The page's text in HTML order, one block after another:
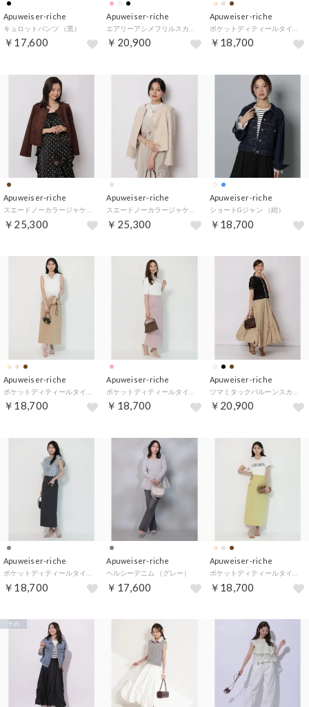
Apuweiser-riche
キュロットパンツ （黒）
￥17,600
Apuweiser-riche
￥20,900
Apuweiser-riche
￥18,700
Apuweiser-riche
￥25,300
Apuweiser-riche
￥25,300
Apuweiser-riche
ショートGジャン （紺）
￥18,700
Apuweiser-riche
￥18,700
Apuweiser-riche
￥18,700
Apuweiser-riche
￥20,900
Apuweiser-riche
￥18,700
Apuweiser-riche
ヘルシーデニム （グレー）
￥17,600
Apuweiser-riche
￥18,700
予約